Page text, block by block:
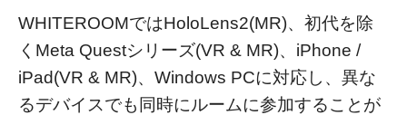
WHITEROOMではHoloLens2(MR)、初代を除
くMeta Questシリーズ(VR & MR)、iPhone /
iPad(VR & MR)、Windows PCに対応し、異な
るデバイスでも同時にルームに参加することが